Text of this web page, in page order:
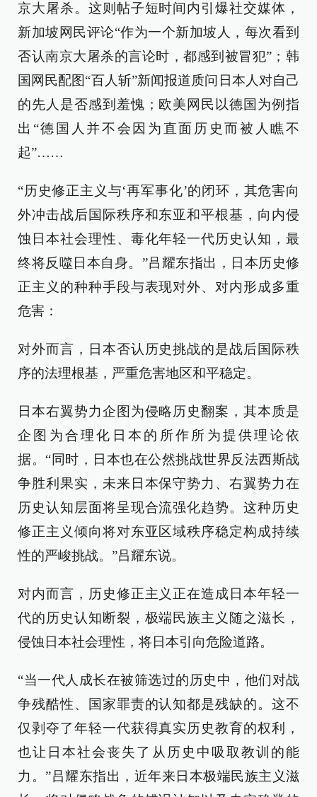
京大屠杀。这则帖子短时间内引爆社交媒体，
新加坡网民评论“作为一个新加坡人，每次看到
否认南京大屠杀的言论时，都感到被冒犯”；韩
国网民配图“百人斩”新闻报道质问日本人对自己
的先人是否感到羞愧；欧美网民以德国为例指
出“德国人并不会因为直面历史而被人瞧不
起”……
“历史修正主义与‘再军事化’的闭环，其危害向
外冲击战后国际秩序和东亚和平根基，向内侵
蚀日本社会理性、毒化年轻一代历史认知，最
终将反噬日本自身。”吕耀东指出，日本历史修
正主义的种种手段与表现对外、对内形成多重
危害：
对外而言，日本否认历史挑战的是战后国际秩
序的法理根基，严重危害地区和平稳定。
日本右翼势力企图为侵略历史翻案，其本质是
企图为合理化日本的所作所为提供理论依
据。“同时，日本也在公然挑战世界反法西斯战
争胜利果实，未来日本保守势力、右翼势力在
历史认知层面将呈现合流强化趋势。这种历史
修正主义倾向将对东亚区域秩序稳定构成持续
性的严峻挑战。”吕耀东说。
对内而言，历史修正主义正在造成日本年轻一
代的历史认知断裂，极端民族主义随之滋长，
侵蚀日本社会理性，将日本引向危险道路。
“当一代人成长在被筛选过的历史中，他们对战
争残酷性、国家罪责的认知都是残缺的。这不
仅剥夺了年轻一代获得真实历史教育的权利，
也让日本社会丧失了从历史中吸取教训的能
力。”吕耀东指出，近年来日本极端民族主义滋